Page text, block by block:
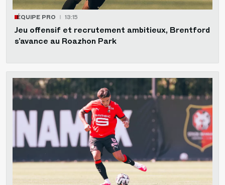
ÉQUIPE PRO 13:15
Jeu offensif et recrutement ambitieux, Brentford
s’avance au Roazhon Park